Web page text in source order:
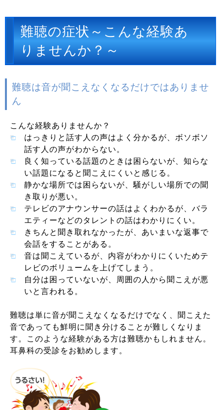
難聴の症状～こんな経験あ
りませんか？～
難聴は音が聞こえなくなるだけではありませ
ん
こんな経験ありませんか？
はっきりと話す人の声はよく分かるが、ボソボソ
話す人の声がわからない。
良く知っている話題のときは困らないが、知らな
い話題になると聞こえにくいと感じる。
静かな場所では困らないが、騒がしい場所での聞
き取りが悪い。
テレビのアナウンサーの話はよくわかるが、バラ
エティーなどのタレントの話はわかりにくい。
きちんと聞き取れなかったが、あいまいな返事で
会話をすることがある。
音は聞こえているが、内容がわかりにくいためテ
レビのボリュームを上げてしまう。
自分は困っていないが、周囲の人から聞こえが悪
いと言われる。
難聴は単に音が聞こえなくなるだけでなく、聞こえた
音であっても鮮明に聞き分けることが難しくなりま
す。このような経験がある方は難聴かもしれません。
耳鼻科の受診をお勧めします。